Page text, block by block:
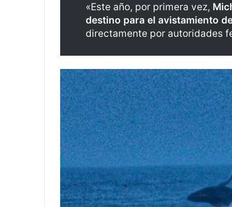
«Este año, por primera vez,
destino para el avistamiento
directamente por autoridades